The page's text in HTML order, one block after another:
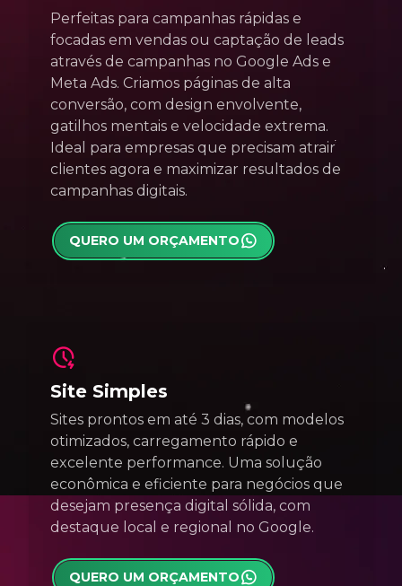
Perfeitas para campanhas rápidas e
focadas em vendas ou captação de leads
através de campanhas no Google Ads e
Meta Ads. Criamos páginas de alta
conversão, com design envolvente,
gatilhos mentais e velocidade extrema.
Ideal para empresas que precisam atrair
clientes agora e maximizar resultados de
campanhas digitais.
QUERO UM ORÇAMENTO
Site Simples
Sites prontos em até 3 dias, com modelos
otimizados, carregamento rápido e
excelente performance. Uma solução
econômica e eficiente para negócios que
desejam presença digital sólida, com
destaque local e regional no Google.
QUERO UM ORÇAMENTO